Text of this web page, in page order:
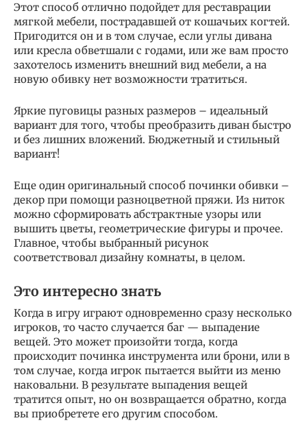
Этот способ отлично подойдет для реставрации
мягкой мебели, пострадавшей от кошачьих когтей.
Пригодится он и в том случае, если углы дивана
или кресла обветшали с годами, или же вам просто
захотелось изменить внешний вид мебели, а на
новую обивку нет возможности тратиться.
Яркие пуговицы разных размеров – идеальный
вариант для того, чтобы преобразить диван быстро
и без лишних вложений. Бюджетный и стильный
вариант!
Еще один оригинальный способ починки обивки –
декор при помощи разноцветной пряжи. Из ниток
можно сформировать абстрактные узоры или
вышить цветы, геометрические фигуры и прочее.
Главное, чтобы выбранный рисунок
соответствовал дизайну комнаты, в целом.
Это интересно знать
Когда в игру играют одновременно сразу несколько
игроков, то часто случается баг — выпадение
вещей. Это может произойти тогда, когда
происходит починка инструмента или брони, или в
том случае, когда игрок пытается выйти из меню
наковальни. В результате выпадения вещей
тратится опыт, но он возвращается обратно, когда
вы приобретете его другим способом.